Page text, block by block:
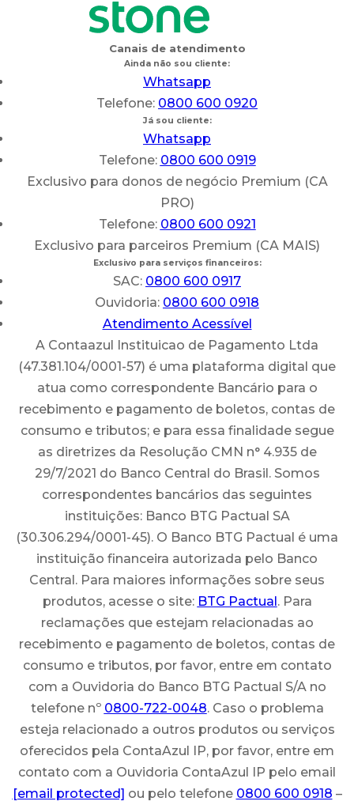
Canais de atendimento
Ainda não sou cliente:
Whatsapp
Telefone: 0800 600 0920
Já sou cliente:
Whatsapp
Telefone: 0800 600 0919
Exclusivo para donos de negócio Premium (CA
PRO)
Telefone: 0800 600 0921
Exclusivo para parceiros Premium (CA MAIS)
Exclusivo para serviços financeiros:
SAC: 0800 600 0917
Ouvidoria: 0800 600 0918
Atendimento Acessível
A Contaazul Instituicao de Pagamento Ltda
(47.381.104/0001-57) é uma plataforma digital que
atua como correspondente Bancário para o
recebimento e pagamento de boletos, contas de
consumo e tributos; e para essa finalidade segue
as diretrizes da Resolução CMN n° 4.935 de
29/7/2021 do Banco Central do Brasil. Somos
correspondentes bancários das seguintes
instituições: Banco BTG Pactual SA
(30.306.294/0001-45). O Banco BTG Pactual é uma
instituição financeira autorizada pelo Banco
Central. Para maiores informações sobre seus
produtos, acesse o site: BTG Pactual . Para
reclamações que estejam relacionadas ao
recebimento e pagamento de boletos, contas de
consumo e tributos, por favor, entre em contato
com a Ouvidoria do Banco BTG Pactual S/A no
telefone nº 0800-722-0048. Caso o problema
esteja relacionado a outros produtos ou serviços
oferecidos pela ContaAzul IP, por favor, entre em
contato com a Ouvidoria ContaAzul IP pelo email
[email protected] ou pelo telefone 0800 600 0918 –